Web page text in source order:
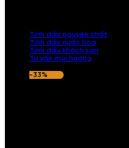
Tinh dầu nguyên chất
Tinh dầu nước hoa
Tinh dầu khách sạn
Tư vấn mùi hương
-33%